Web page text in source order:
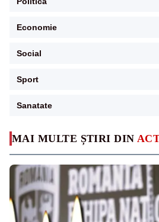
MAI MULTE ȘTIRI DIN
Economie
Social
Sport
Sanatate